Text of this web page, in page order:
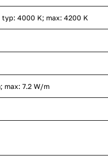
typ: 4000 K; max: 4200 K
max: 7.2 W/m